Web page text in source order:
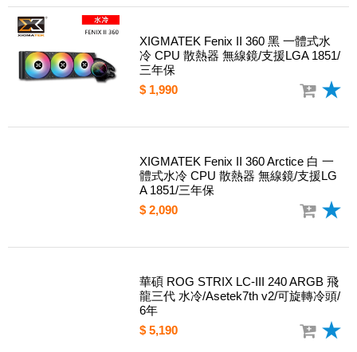
XIGMATEK Fenix II 360 黑 一體式水
冷 CPU 散熱器 無線鏡/支援LGA 1851/
三年保
$ 1,990
XIGMATEK Fenix II 360 Arctice 白 一
體式水冷 CPU 散熱器 無線鏡/支援LG
A 1851/三年保
$ 2,090
華碩 ROG STRIX LC-III 240 ARGB 飛
龍三代 水冷/Asetek7th v2/可旋轉冷頭/
6年
$ 5,190